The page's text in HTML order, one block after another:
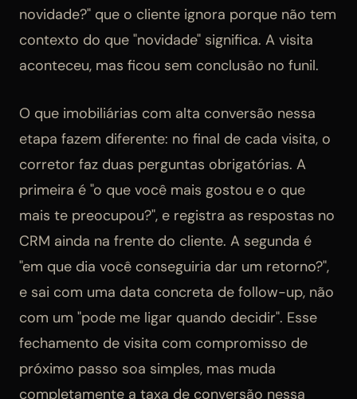
novidade?" que o cliente ignora porque não tem
contexto do que "novidade" significa. A visita
aconteceu, mas ficou sem conclusão no funil.
O que imobiliárias com alta conversão nessa
etapa fazem diferente: no final de cada visita, o
corretor faz duas perguntas obrigatórias. A
primeira é "o que você mais gostou e o que
mais te preocupou?", e registra as respostas no
CRM ainda na frente do cliente. A segunda é
"em que dia você conseguiria dar um retorno?",
e sai com uma data concreta de follow-up, não
com um "pode me ligar quando decidir". Esse
fechamento de visita com compromisso de
próximo passo soa simples, mas muda
completamente a taxa de conversão nessa